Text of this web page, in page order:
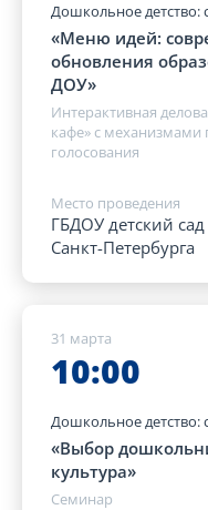
Дошкольное детство:
«Меню идей:
обновления
ДОУ»
Интерактивная
кафе» с
голосования
Место проведения
ГБДОУ детский
Санкт-Петербурга
31 марта
10:00
Дошкольное детство:
«Выбор
культура»
Семинар